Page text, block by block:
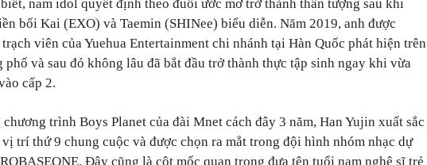
nam idol quyết định theo đuổi ước mơ trở thành thần tượng sau khi
bối Kai (EXO) và Taemin (SHINee) biểu diễn. Năm 2019, anh được
viên của Yuehua Entertainment chi nhánh tại Hàn Quốc phát hiện trên
phố và sau đó không lâu đã bắt đầu trở thành thực tập sinh ngay khi vừa
cấp 2.
chương trình Boys Planet của đài Mnet cách đây 3 năm, Han Yujin xuất sắc
trí thứ 9 chung cuộc và được chọn ra mắt trong đội hình nhóm nhạc dự
Đây cũng là cột mốc quan trọng đưa tên tuổi nam nghệ sĩ trẻ